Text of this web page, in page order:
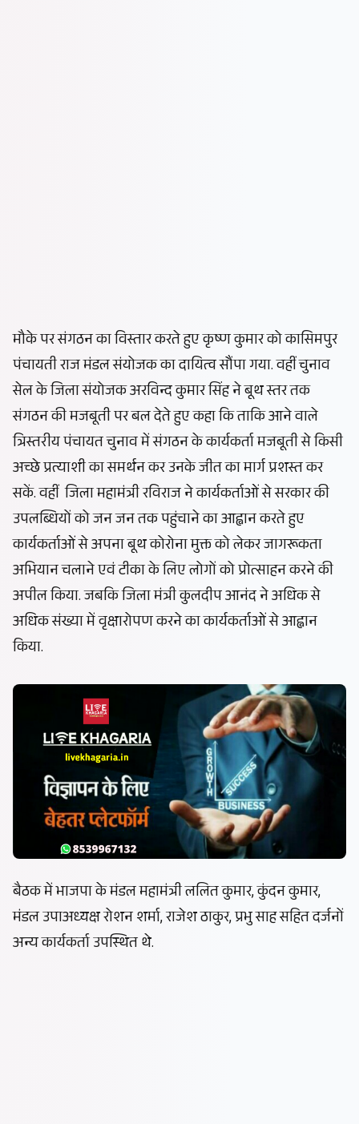
मौके पर संगठन का विस्तार करते हुए कृष्ण कुमार को कासिमपुर
पंचायती राज मंडल संयोजक का दायित्व सौंपा गया. वहीं चुनाव
सेल के जिला संयोजक अरविन्द कुमार सिंह ने बूथ स्तर तक
संगठन की मजबूती पर बल देते हुए कहा कि ताकि आने वाले
त्रिस्तरीय पंचायत चुनाव में संगठन के कार्यकर्ता मजबूती से किसी
अच्छे प्रत्याशी का समर्थन कर उनके जीत का मार्ग प्रशस्त कर
सकें. वहीं जिला महामंत्री रविराज ने कार्यकर्ताओं से सरकार की
उपलब्धियों को जन जन तक पहुंचाने का आह्वान करते हुए
कार्यकर्ताओं से अपना बूथ कोरोना मुक्त को लेकर जागरूकता
अभियान चलाने एवं टीका के लिए लोगों को प्रोत्साहन करने की
अपील किया. जबकि जिला मंत्री कुलदीप आनंद ने अधिक से
अधिक संख्या में वृक्षारोपण करने का कार्यकर्ताओं से आह्वान
किया.
बैठक में भाजपा के मंडल महामंत्री ललित कुमार, कुंदन कुमार,
मंडल उपाअध्यक्ष रोशन शर्मा, राजेश ठाकुर, प्रभु साह सहित दर्जनों
अन्य कार्यकर्ता उपस्थित थे.